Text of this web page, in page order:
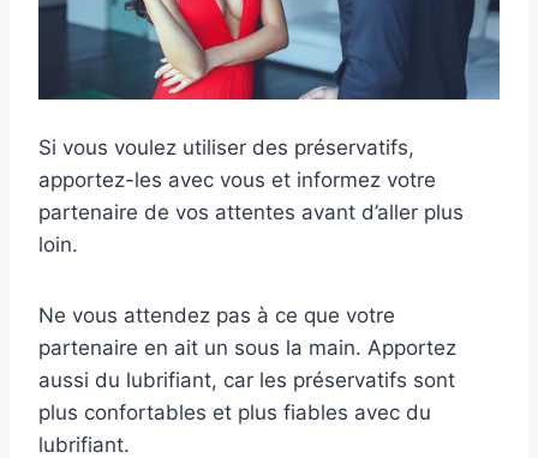
Si vous voulez utiliser des préservatifs,
apportez-les avec vous et informez votre
partenaire de vos attentes avant d’aller plus
loin.
Ne vous attendez pas à ce que votre
partenaire en ait un sous la main. Apportez
aussi du lubrifiant, car les préservatifs sont
plus confortables et plus fiables avec du
lubrifiant.